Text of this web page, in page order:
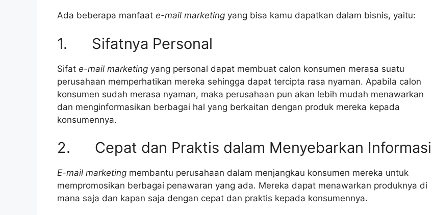
Ada beberapa manfaat e-mail marketing yang bisa kamu dapatkan dalam bisnis, yaitu:
1. Sifatnya Personal
Sifat e-mail marketing yang personal dapat membuat calon konsumen merasa suatu
perusahaan memperhatikan mereka sehingga dapat tercipta rasa nyaman. Apabila calon
konsumen sudah merasa nyaman, maka perusahaan pun akan lebih mudah menawarkan
dan menginformasikan berbagai hal yang berkaitan dengan produk mereka kepada
konsumennya.
2. Cepat dan Praktis dalam Menyebarkan Informasi
E-mail marketing membantu perusahaan dalam menjangkau konsumen mereka untuk
mempromosikan berbagai penawaran yang ada. Mereka dapat menawarkan produknya di
mana saja dan kapan saja dengan cepat dan praktis kepada konsumennya.